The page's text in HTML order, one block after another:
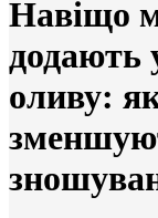
Навіщо
додають
оливу: